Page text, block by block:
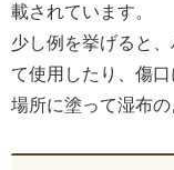
載されています。
少し例を挙げると
て使用したり、傷
場所に塗って湿布の